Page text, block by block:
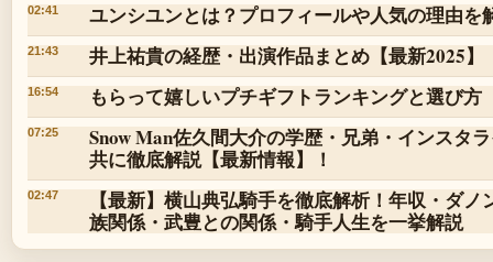
02:41 ユンシユンとは？プロフィールや人気の理由を
21:43 井上祐貴の経歴・出演作品まとめ【最新2025】
16:54 もらって嬉しいプチギフトランキングと選び方
07:25
Snow Man佐久間大介の学歴・兄弟・インスタ
共に徹底解説【最新情報】！
02:47
【最新】横山典弘騎手を徹底解析！年収・ダ
族関係・武豊との関係・騎手人生を一挙解説